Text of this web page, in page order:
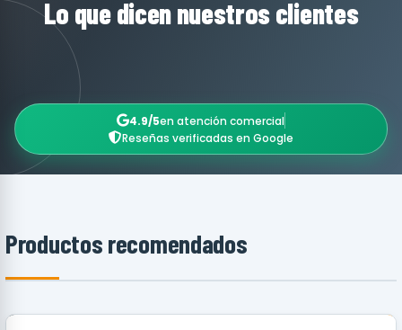
Lo que dicen nuestros clientes
4.9/5en atención comercial
Reseñas verificadas en Google
Productos recomendados